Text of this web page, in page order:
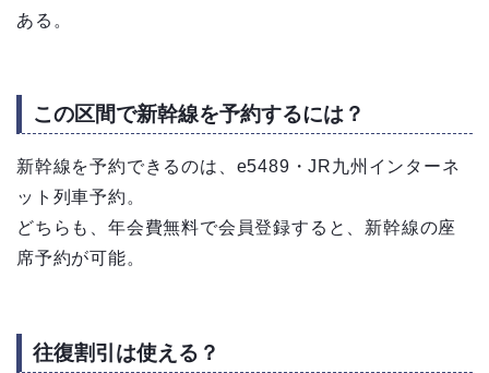
ある。
この区間で新幹線を予約するには？
新幹線を予約できるのは、e5489・JR九州インターネ
ット列車予約。
どちらも、年会費無料で会員登録すると、新幹線の座
席予約が可能。
往復割引は使える？